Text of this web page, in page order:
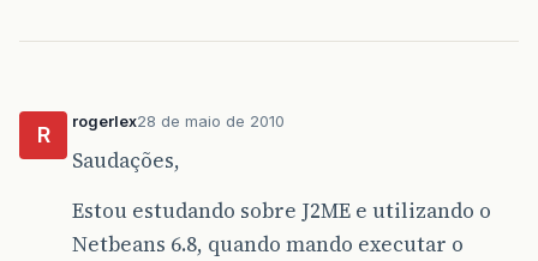
R
rogerlex28 de maio de 2010
Saudações,
Estou estudando sobre J2ME e utilizando o
Netbeans 6.8, quando mando executar o